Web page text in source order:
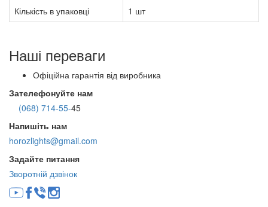
Кількість в упаковці
1 шт
Наші переваги
Офіційна гарантія від виробника
Зателефонуйте нам
(068) 714-55-45
Напишіть нам
horozlights@gmail.com
Задайте питання
Зворотній дзвінок